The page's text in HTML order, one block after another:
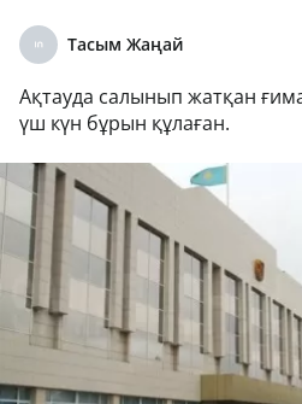
Тасым Жаңай
Ақтауда салынып жатқан
үш күн бұрын құлаған.